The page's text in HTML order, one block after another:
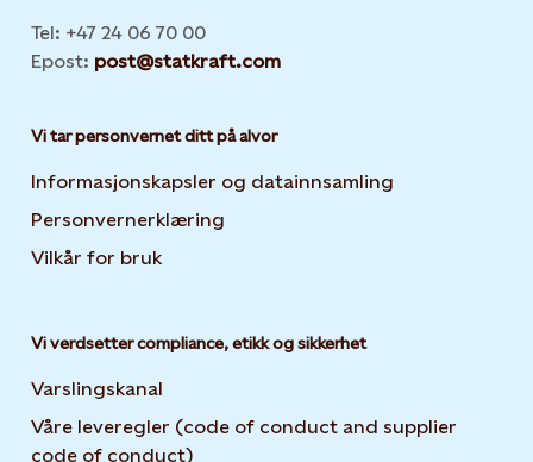
Tel: +47 24 06 70 00
Epost: post@statkraft.com
Vi tar personvernet ditt på alvor
Informasjonskapsler og datainnsamling
Personvernerklæring
Vilkår for bruk
Vi verdsetter compliance, etikk og sikkerhet
Varslingskanal
Våre leveregler (code of conduct and supplier
code of conduct)